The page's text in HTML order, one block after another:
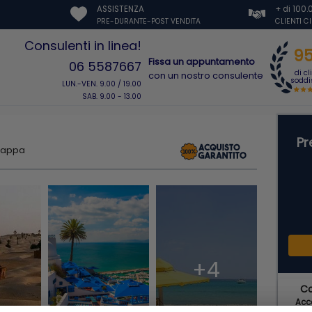
ASSISTENZA
PRE-DURANTE-POST VENDITA
+ di
CLIENTI
Consulenti in linea!
06 5587667
LUN.-VEN. 9.00 / 19.00
SAB. 9.00 - 13.00
Fissa un appuntamento
con un nostro consulente
di
+4